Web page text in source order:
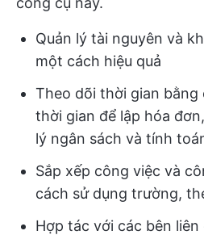
Quản lý tài nguyên và
một cách hiệu quả
Theo dõi thời gian bằng
thời gian để lập hóa
lý ngân sách và tính
Sắp xếp công việc và
cách sử dụng trường,
Hợp tác với các bên